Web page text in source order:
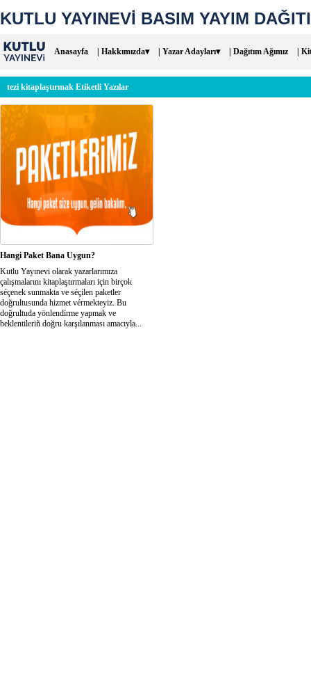
KUTLU YAYINEVİ BASIM YAYIM
Anasayfa | Hakkımızda▾ | Yazar Adayları▾ | Dağıtım Ağımız |
tezi kitaplaştırmak Etiketli Yazılar
Hangi Paket Bana Uygun?
Kutlu Yayınevi olarak yazarlarımıza
çalışmalarını kitaplaştırmaları için birçok
séçenek sunmakta ve séçilen paketler
doğrultusunda hizmet vérmekteyiz. Bu
doğrultuda yönlendirme yapmak ve
beklentileriñ doğru karşılanması amacıyla...